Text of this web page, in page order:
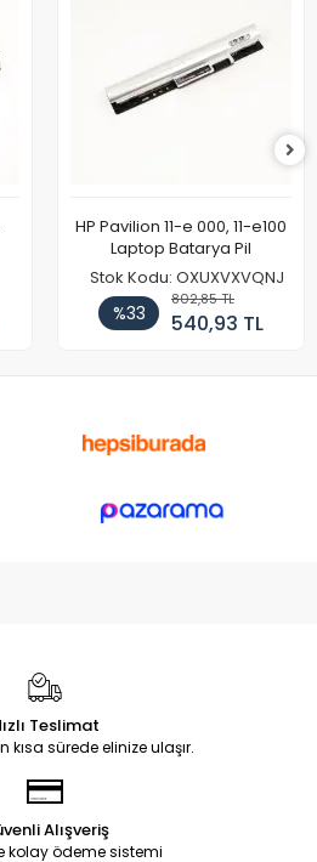
HP Pavilion 11-e 000, 11-e100
Laptop Batarya Pil
Stok Kodu: OXUXVXVQNJ
%33
802,85 TL
540,93 TL
Teslimat
kısa sürede elinize ulaşır.
Alışveriş
kolay ödeme sistemi